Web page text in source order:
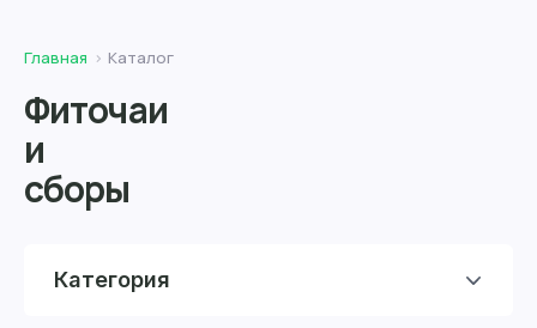
Главная Каталог
Фиточаи
и
сборы
Категория